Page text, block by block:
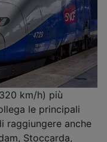
km/h) più
le principali
raggiungere anche
Stoccarda,